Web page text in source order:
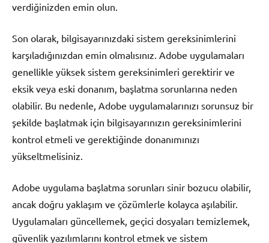
verdiğinizden emin olun.
Son olarak, bilgisayarınızdaki sistem gereksinimlerini
karşıladığınızdan emin olmalısınız. Adobe uygulamaları
genellikle yüksek sistem gereksinimleri gerektirir ve
eksik veya eski donanım, başlatma sorunlarına neden
olabilir. Bu nedenle, Adobe uygulamalarınızı sorunsuz bir
şekilde başlatmak için bilgisayarınızın gereksinimlerini
kontrol etmeli ve gerektiğinde donanımınızı
yükseltmelisiniz.
Adobe uygulama başlatma sorunları sinir bozucu olabilir,
ancak doğru yaklaşım ve çözümlerle kolayca aşılabilir.
Uygulamaları güncellemek, geçici dosyaları temizlemek,
güvenlik yazılımlarını kontrol etmek ve sistem